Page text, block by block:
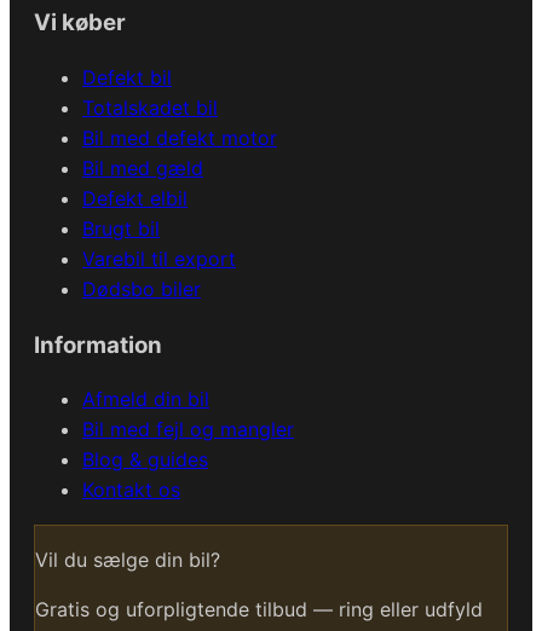
Vi køber
Defekt bil
Totalskadet bil
Bil med defekt motor
Bil med gæld
Defekt elbil
Brugt bil
Varebil til export
Dødsbo biler
Information
Afmeld din bil
Bil med fejl og mangler
Blog & guides
Kontakt os
Vil du sælge din bil?
Gratis og uforpligtende tilbud — ring eller udfyld